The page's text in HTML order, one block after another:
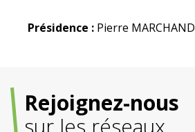
Présidence : Pierre MARCHAND
Rejoignez-nous
sur les réseaux